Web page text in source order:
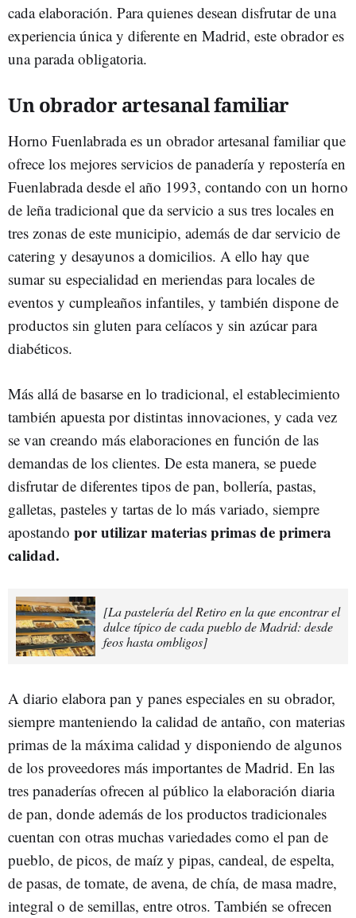
cada elaboración. Para quienes desean disfrutar de una
experiencia única y diferente en Madrid, este obrador es
una parada obligatoria.
Un obrador artesanal familiar
Horno Fuenlabrada es un obrador artesanal familiar que
ofrece los mejores servicios de panadería y repostería en
Fuenlabrada desde el año 1993, contando con un horno
de leña tradicional que da servicio a sus tres locales en
tres zonas de este municipio, además de dar servicio de
catering y desayunos a domicilios. A ello hay que
sumar su especialidad en meriendas para locales de
eventos y cumpleaños infantiles, y también dispone de
productos sin gluten para celíacos y sin azúcar para
diabéticos.
Más allá de basarse en lo tradicional, el establecimiento
también apuesta por distintas innovaciones, y cada vez
se van creando más elaboraciones en función de las
demandas de los clientes. De esta manera, se puede
disfrutar de diferentes tipos de pan, bollería, pastas,
galletas, pasteles y tartas de lo más variado, siempre
apostando por utilizar materias primas de primera
calidad.
[La pastelería del Retiro en la que encontrar el
dulce típico de cada pueblo de Madrid: desde
feos hasta ombligos]
A diario elabora pan y panes especiales en su obrador,
siempre manteniendo la calidad de antaño, con materias
primas de la máxima calidad y disponiendo de algunos
de los proveedores más importantes de Madrid. En las
tres panaderías ofrecen al público la elaboración diaria
de pan, donde además de los productos tradicionales
cuentan con otras muchas variedades como el pan de
pueblo, de picos, de maíz y pipas, candeal, de espelta,
de pasas, de tomate, de avena, de chía, de masa madre,
integral o de semillas, entre otros. También se ofrecen